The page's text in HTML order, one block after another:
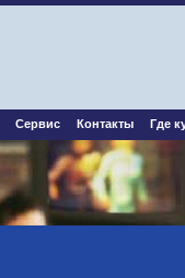
Сервис Контакты Где